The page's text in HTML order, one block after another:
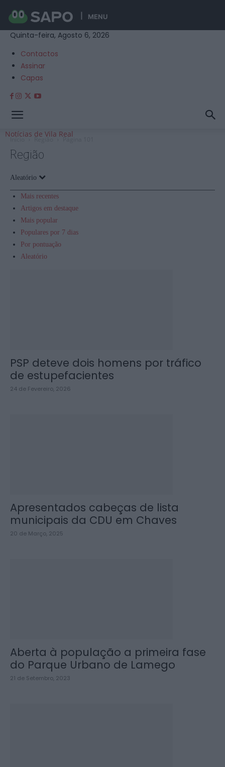
MENU
Quinta-feira, Agosto 6, 2026
Contactos
Assinar
Capas
Notícias de Vila Real
Início Região Página 101
Região
Aleatório
Mais recentes
Artigos em destaque
Mais popular
Populares por 7 dias
Por pontuação
Aleatório
PSP deteve dois homens por tráfico
de estupefacientes
24 de Fevereiro, 2026
Apresentados cabeças de lista
municipais da CDU em Chaves
20 de Março, 2025
Aberta à população a primeira fase
do Parque Urbano de Lamego
21 de Setembro, 2023